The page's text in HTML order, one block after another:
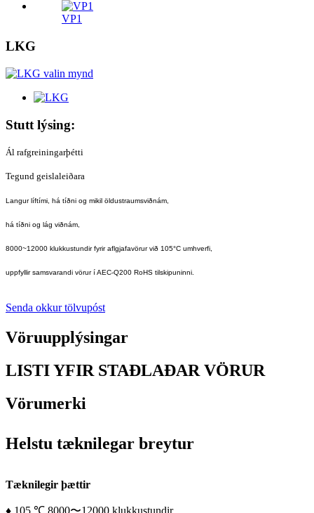
VP1
LKG
Stutt lýsing:
Ál rafgreiningarþétti
Tegund geislaleiðara
Langur líftími, há tíðni og mikil öldustraumsviðnám,
há tíðni og lág viðnám,
8000~12000 klukkustundir fyrir aflgjafavörur við 105°C umhverfi,
uppfyllir samsvarandi vörur í AEC-Q200 RoHS tilskipuninni.
Senda okkur tölvupóst
Vöruupplýsingar
LISTI YFIR STAÐLAÐAR VÖRUR
Vörumerki
Helstu tæknilegar breytur
Tæknilegir þættir
♦ 105 ℃ 8000〜12000 klukkustundir